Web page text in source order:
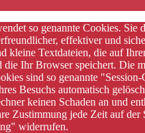
so genannte Cookies. Sie
effektiver und
kleine Textdateien, die auf
die Ihr Browser speichert. Die
sind so genannte
Besuchs automatisch
keinen Schaden an und
Zustimmung jede Zeit auf der
widerrufen.